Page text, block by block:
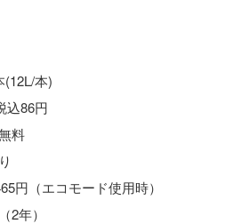
本)
込86円
料
円（エコモード使用時）
2年）